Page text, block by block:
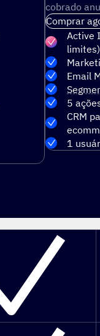
cobrado
Comprar
Active
limites)
Email
5
CRM
1